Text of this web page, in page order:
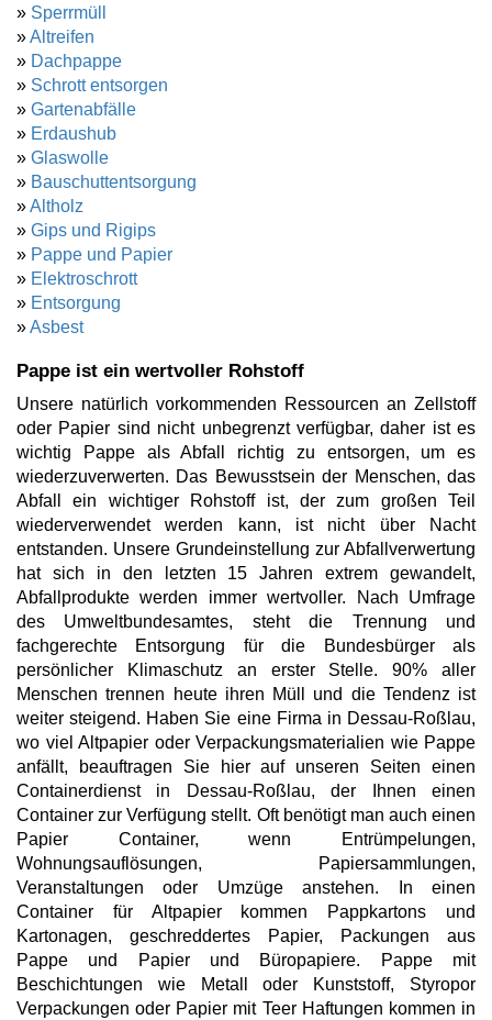
» Sperrmüll
»Altreifen
» Dachpappe
» Schrott entsorgen
» Gartenabfälle
» Erdaushub
» Glaswolle
» Bauschuttentsorgung
»Altholz
» Gips und Rigips
» Pappe und Papier
» Elektroschrott
» Entsorgung
»Asbest
Pappe ist ein wertvoller Rohstoff
Unsere natürlich vorkommenden Ressourcen an Zellstoff
oder Papier sind nicht unbegrenzt verfügbar, daher ist es
wichtig Pappe als Abfall richtig zu entsorgen, um es
wiederzuverwerten. Das Bewusstsein der Menschen, das
Abfall ein wichtiger Rohstoff ist, der zum großen Teil
wiederverwendet werden kann, ist nicht über Nacht
entstanden. Unsere Grundeinstellung zur Abfallverwertung
hat sich in den letzten 15 Jahren extrem gewandelt,
Abfallprodukte werden immer wertvoller. Nach Umfrage
des Umweltbundesamtes, steht die Trennung und
fachgerechte Entsorgung für die Bundesbürger als
persönlicher Klimaschutz an erster Stelle. 90% aller
Menschen trennen heute ihren Müll und die Tendenz ist
weiter steigend. Haben Sie eine Firma in Dessau-Roßlau,
wo viel Altpapier oder Verpackungsmaterialien wie Pappe
anfällt, beauftragen Sie hier auf unseren Seiten einen
Containerdienst in Dessau-Roßlau, der Ihnen einen
Container zur Verfügung stellt. Oft benötigt man auch einen
Papier Container, wenn Entrümpelungen,
Wohnungsauflösungen, Papiersammlungen,
Veranstaltungen oder Umzüge anstehen. In einen
Container für Altpapier kommen Pappkartons und
Kartonagen, geschreddertes Papier, Packungen aus
Pappe und Papier und Büropapiere. Pappe mit
Beschichtungen wie Metall oder Kunststoff, Styropor
Verpackungen oder Papier mit Teer Haftungen kommen in